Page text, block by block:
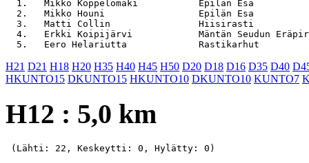
1.   Mikko Koppelomäki           Epilän Esa
2.   Mikko Houni                 Epilän Esa
3.   Matti Collin                Hiisirasti
4.   Erkki Koipijärvi            Mäntän Seudun
H21 D21 H18 H20 H35 H40 H45 H50 D20 D18 D16 D35 D40
HKUNTO15 DKUNTO15 HKUNTO10 DKUNTO10 KUNTO7
H12 : 5,0 km
(Lähti: 22, Keskeytti: 0, Hylätty: 0)